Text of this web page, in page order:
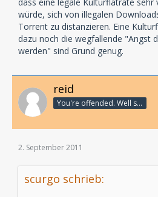
würde, sich von illegalen
Torrent zu distanzieren. Eine
dazu noch die wegfallende "Angst
werden" sind Grund genug.
reid
You're offended. Well so fucking what?
2. September 2011
scurgo schrieb: